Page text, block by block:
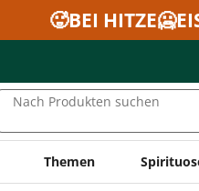
🥵BEI
Nach Produkten suchen
Themen